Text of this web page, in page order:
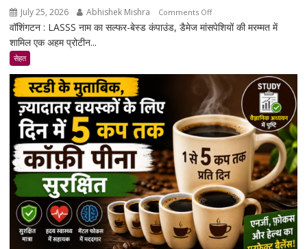
July 25, 2026 Abhishek Mishra Comments Offon
रिसर्चर्स
कंपाउंड
खोजा
है
जो
बढ़ने
के
साथ
मांसपेशियों
की
मरम्मत
वॉशिंगटन : LASSS नाम का सल्फर-बेस्ड कंपाउंड, डैमेज मांसपेशियों की मरम्मत में
शामिल एक अहम प्रोटीन...
सेहत